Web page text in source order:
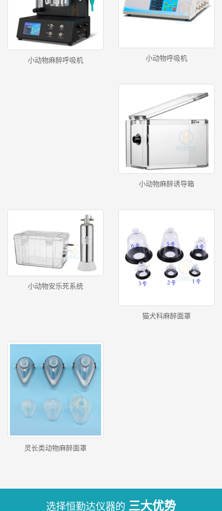
小动物麻醉呼吸机 小动物呼吸机
小动物麻醉诱导箱
小动物安乐死系统
猫犬科麻醉面罩
灵长类动物麻醉面罩
选择恒勤达仪器的 三大优势